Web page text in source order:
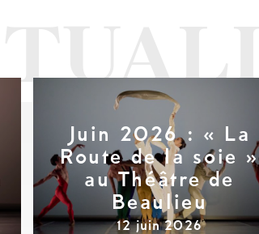
Juin 2026 : « La
Route de la soie »
au Théâtre de
Beaulieu
12 juin 2026